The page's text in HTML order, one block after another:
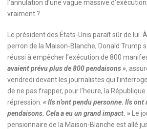
l’annulation d’une vague massive
vraiment ?
Le président des États-Unis paraît sûr de lui.
perron de la Maison-Blanche, Donald Trump
réussi à empêcher l’exécution de 800
avaient prévu plus de 800 pendaisons »,
vendredi devant les journalistes qui
de ne pas frapper, pour l’heure, la
répression. « Ils n’ont pendu personne. Ils ont
pendaisons. Cela a eu un grand impact. »Le
pensionnaire de la Maison-Blanche est allé